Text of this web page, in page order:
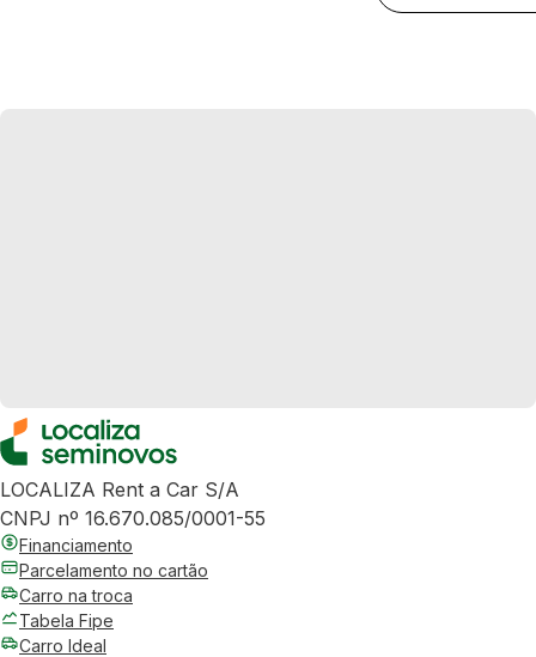
LOCALIZA Rent a Car S/A
CNPJ nº 16.670.085/0001-55
Financiamento
Parcelamento no cartão
Carro na troca
Tabela Fipe
Carro Ideal